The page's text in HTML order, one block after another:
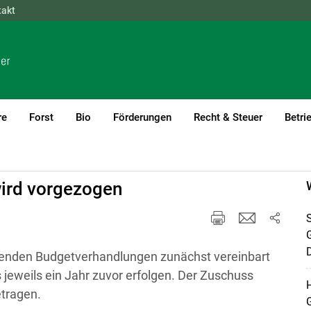
NÖ
Forst Bio Förderungen Recht & Steuer
vorgezogen
Budgetverhandlungen zunächst vereinbart
ein Jahr zuvor erfolgen. Der Zuschuss